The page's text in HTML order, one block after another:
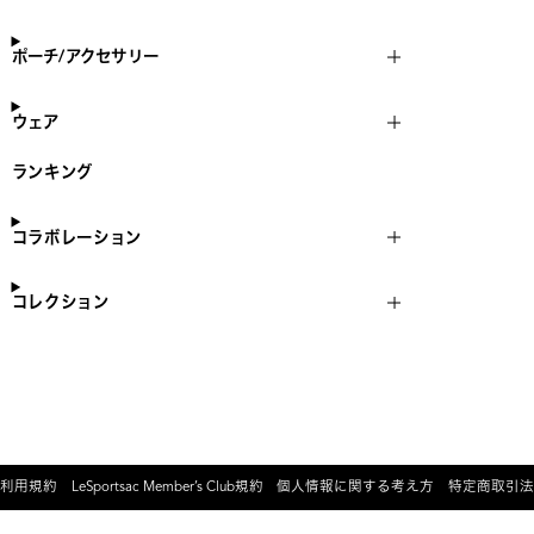
ポーチ/アクセサリー
ウェア
ランキング
コラボレーション
コレクション
利用規約 LeSportsac Member’s Club規約 個人情報に関する考え方 特定商取引